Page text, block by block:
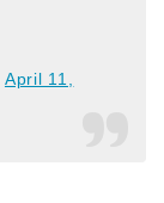
April 11,